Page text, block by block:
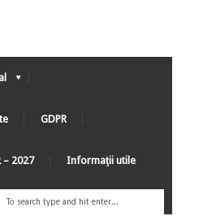
GDPR
– 2027 Informaţii utile